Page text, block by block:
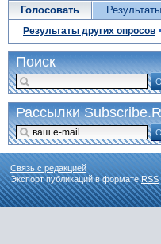
Голосовать Результаты
Результаты других опросов
Поиск
Рассылки
Связь с редакцией
Экспорт публикаций в форматеRSS